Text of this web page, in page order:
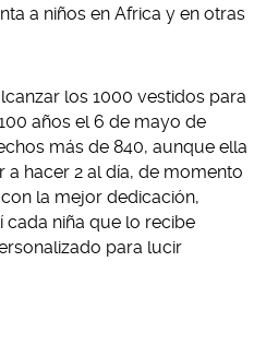
a niños en Africa y en otras
los 1000 vestidos para
años el 6 de mayo de
más de 840, aunque ella
hacer 2 al día, de momento
la mejor dedicación,
cada niña que lo recibe
para lucir